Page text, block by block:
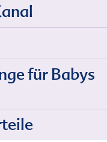
für Babys